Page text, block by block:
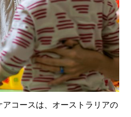
コースは、オーストラリアの